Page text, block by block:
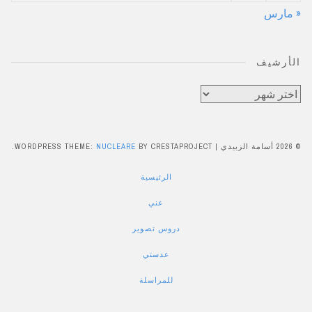
« مارس
الأرشيف
الأرشيف
© 2026 أسامة الزبيدي |
WORDPRESS THEME: NUCLEARE BY CRESTAPROJECT.
الرئيسية
عني
دروس تصوير
عدستي
للمراسلة